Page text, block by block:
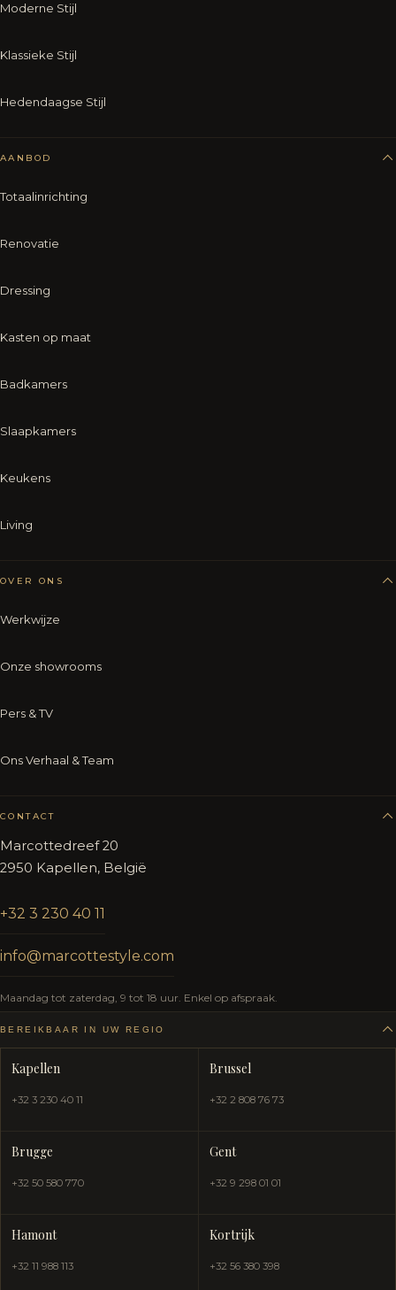
Moderne Stijl
Klassieke Stijl
Hedendaagse Stijl
AANBOD
Totaalinrichting
Renovatie
Dressing
Kasten op maat
Badkamers
Slaapkamers
Keukens
Living
OVER ONS
Werkwijze
Onze showrooms
Pers & TV
Ons Verhaal & Team
CONTACT
Marcottedreef 20
2950 Kapellen, België
+32 3 230 40 11
info@marcottestyle.com
Maandag tot zaterdag, 9 tot 18 uur. Enkel op afspraak.
BEREIKBAAR IN UW REGIO
Kapellen
+32 3 230 40 11
Brussel
+32 2 808 76 73
Brugge
+32 50 580 770
Gent
+32 9 298 01 01
Hamont
+32 11 988 113
Kortrijk
+32 56 380 398